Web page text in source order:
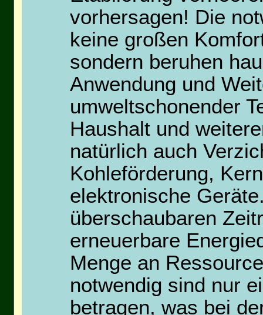
vorhersagen! Die
keine großen
sondern beruhen
Anwendung und
umweltschonender
Haushalt und
natürlich auch
Kohleförderung,
elektronische
überschaubaren
erneuerbare
Menge an
notwendig sind nur
betragen, was bei